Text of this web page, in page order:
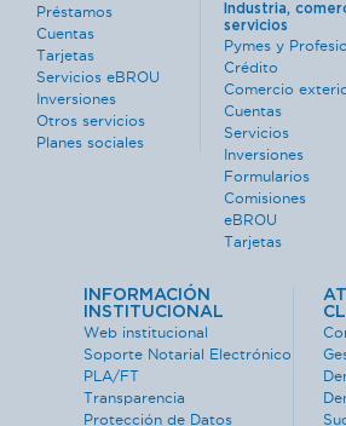
Préstamos
Cuentas
Tarjetas
Servicios eBROU
Inversiones
Otros servicios
Planes sociales
Industria,
servicios
Pymes y
Crédito
Comercio
Cuentas
Servicios
Inversiones
Formularios
Comisiones
eBROU
Tarjetas
INFORMACIÓN
INSTITUCIONAL
Web institucional
Soporte Notarial Electrónico
PLA/FT
Transparencia
Protección de Datos